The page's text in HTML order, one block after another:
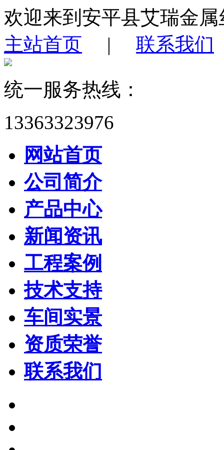
欢迎来到安平县艾瑞金
主站首页 | 联系我们
统一服务热线：
13363323976
网站首页
公司简介
产品中心
新闻资讯
工程案例
技术支持
车间实景
资质荣誉
联系我们